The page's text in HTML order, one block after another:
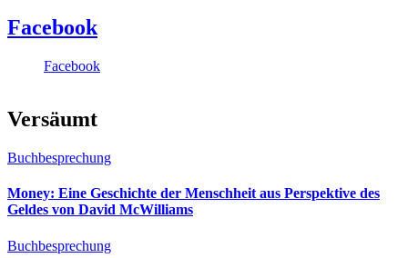
Facebook
Facebook
Versäumt
Buchbesprechung
Money: Eine Geschichte der Menschheit aus Perspektive des
Geldes von David McWilliams
Buchbesprechung